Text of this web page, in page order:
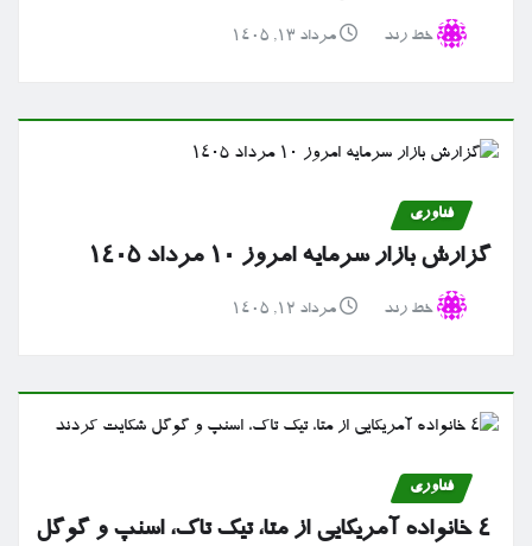
خط رند مرداد ۱۳, ۱۴۰۵
فناوری
گزارش بازار سرمایه امروز ۱۰ مرداد ۱۴۰۵
خط رند مرداد ۱۲, ۱۴۰۵
فناوری
۴ خانواده آمریکایی از متا، تیک تاک، اسنپ و گوگل